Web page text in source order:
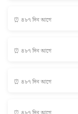
⏰ ৪৮৭ দিন আগে
⏰ ৪৮৭ দিন আগে
⏰ ৪৮৭ দিন আগে